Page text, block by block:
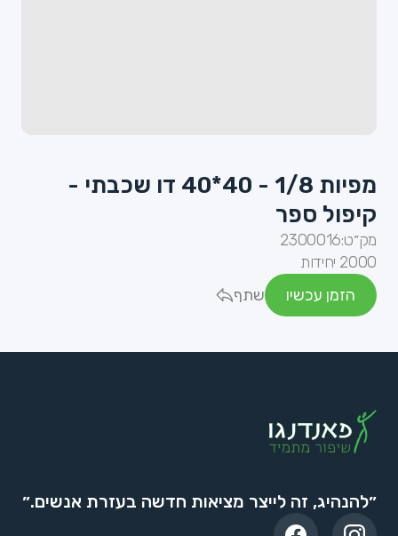
מפיות 1/8 - 40*40 דו שכבתי -
קיפול ספר
מק״ט:2300016
2000 יחידות
הזמן עכשיו
שתף
״להנהיג, זה לייצר מציאות חדשה בעזרת אנשים.״